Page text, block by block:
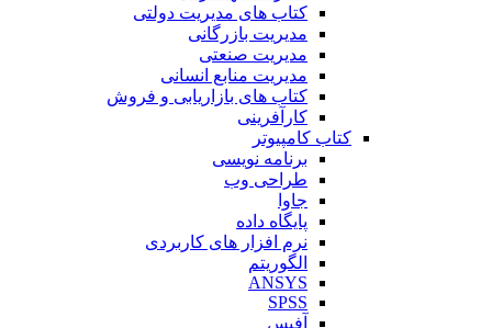
کتاب های مدیریت دولتی
مدیریت بازرگانی
مدیریت صنعتی
مدیریت منابع انسانی
کتاب های بازاریابی و فروش
کارآفرینی
کتاب کامپیوتر
برنامه نویسی
طراحی وب
جاوا
پایگاه داده
نرم افزار های کاربردی
الگوریتم
ANSYS
SPSS
آفیس